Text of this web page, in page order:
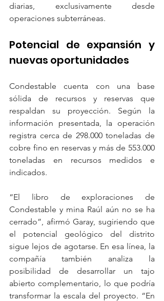
diarias, exclusivamente desde
operaciones subterráneas.
Potencial de expansión y
nuevas oportunidades
Condestable cuenta con una base
sólida de recursos y reservas que
respaldan su proyección. Según la
información presentada, la operación
registra cerca de 298.000 toneladas de
cobre fino en reservas y más de 553.000
toneladas en recursos medidos e
indicados.
“El libro de exploraciones de
Condestable y mina Raúl aún no se ha
cerrado”, afirmó Garay, sugiriendo que
el potencial geológico del distrito
sigue lejos de agotarse. En esa línea, la
compañía también analiza la
posibilidad de desarrollar un tajo
abierto complementario, lo que podría
transformar la escala del proyecto. “En